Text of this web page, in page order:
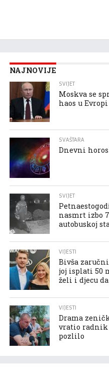
NAJNOVIJE
SVIJET
Moskva se
haos u Evropi
SVAŠTARA
Dnevni
SVIJET
nasmrt izbo
autobuskoj
VIJESTI
Bivša
joj isplati 50
želi i djecu
VIJESTI
Drama
vratio radnik
pozlilo